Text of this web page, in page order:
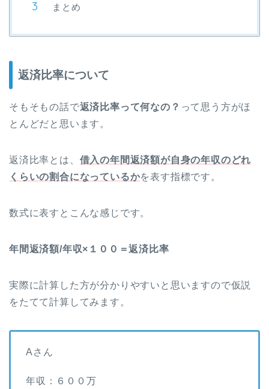
まとめ
返済比率について
そもそもの話で返済比率って何なの？ って思う方がほ
とんどだと思います。
返済比率とは、 借入の年間返済額が自身の年収のどれ
くらいの割合になっているかを表す指標です。
数式に表すとこんな感じです。
年間返済額/年収×１００＝返済比率
実際に計算した方が分かりやすいと思いますので仮説
をたてて計算してみます。
Aさん
年収：６００万